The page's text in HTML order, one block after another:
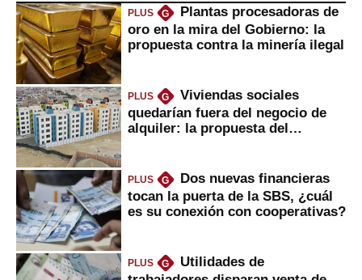
PLUS G
Plantas procesadoras de
oro en la mira del Gobierno: la
propuesta contra la minería ilegal
PLUS G
Viviendas sociales
quedarían fuera del negocio de
alquiler: la propuesta del
PLUS G
Dos nuevas financieras
tocan la puerta de la SBS, ¿cuál
es su conexión con cooperativas?
PLUS G
Utilidades de